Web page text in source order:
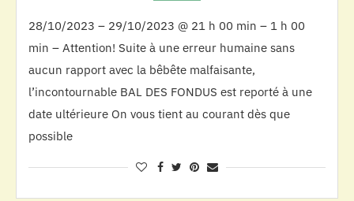
28/10/2023 – 29/10/2023 @ 21 h 00 min – 1 h 00
min – Attention! Suite à une erreur humaine sans
aucun rapport avec la bêbête malfaisante,
l’incontournable BAL DES FONDUS est reporté à une
date ultérieure On vous tient au courant dès que
possible